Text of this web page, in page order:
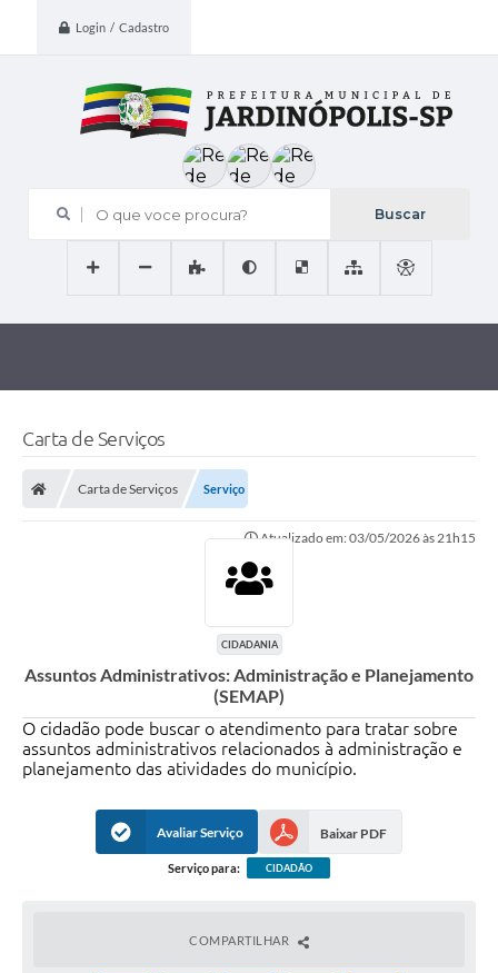
Login / Cadastro
O que voce procura?
Carta de Serviços
Carta de Serviços Serviço
Atualizado em: 03/05/2026 às 21h15
CIDADANIA
Assuntos Administrativos: Administração e Planejamento
(SEMAP)
O cidadão pode buscar o atendimento para tratar sobre
assuntos administrativos relacionados à administração e
planejamento das atividades do município.
Avaliar Serviço Baixar PDF
Serviço para: CIDADÃO
COMPARTILHAR